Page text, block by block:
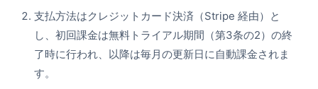
支払方法はクレジットカード決済（Stripe 経由）と
し、初回課金は無料トライアル期間（第3条の2）の終
了時に行われ、以降は毎月の更新日に自動課金されま
す。